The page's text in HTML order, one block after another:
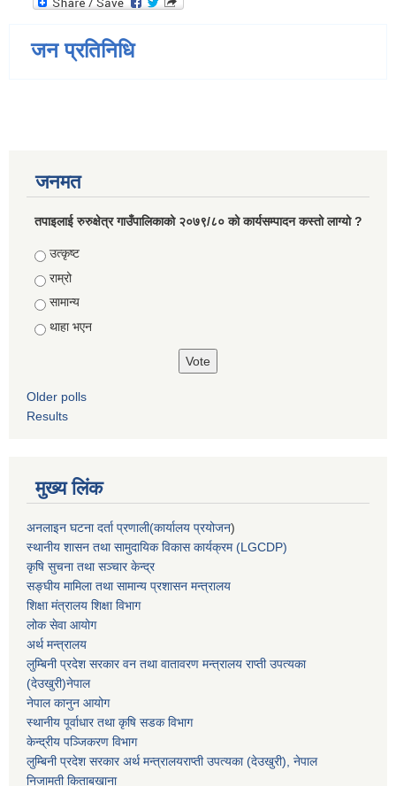
जन प्रतिनिधि
जनमत
तपाइलाई रुरुक्षेत्र गाउँपालिकाको २०७९/८० को कार्यसम्पादन कस्तो लाग्यो ?
Choices
उत्कृष्ट
राम्रो
सामान्य
थाहा भएन
Older polls
Results
मुख्य लिंक
अनलाइन घटना दर्ता प्रणाली(कार्यालय प्रयोजन)
स्थानीय शासन तथा सामुदायिक विकास कार्यक्रम (LGCDP)
कृषि सुचना तथा सञ्चार केन्द्र
सङ्घीय मामिला तथा सामान्य प्रशासन मन्त्रालय
शिक्षा मंत्रालय शिक्षा विभाग
लोक सेवा आयोग
अर्थ मन्त्रालय
लुम्बिनी प्रदेश सरकार वन तथा वातावरण मन्त्रालय राप्ती उपत्यका
(देउखुरी)नेपाल
नेपाल कानुन आयोग
स्थानीय पूर्वाधार तथा कृषि सडक विभाग
केन्द्रीय पञ्जिकरण विभाग
लुम्बिनी प्रदेश सरकार अर्थ मन्त्रालयराप्ती उपत्यका (देउखुरी), नेपाल
निजामती किताबखाना